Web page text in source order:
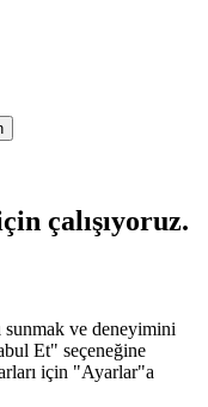
çalışıyoruz.
sunmak ve deneyimini
Et" seçeneğine
için "Ayarlar"a